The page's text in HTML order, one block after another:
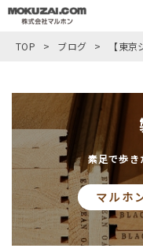
TOP > ブログ > 【東
素足で歩き
マルホ